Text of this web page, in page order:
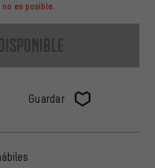
no es posible.
Guardar